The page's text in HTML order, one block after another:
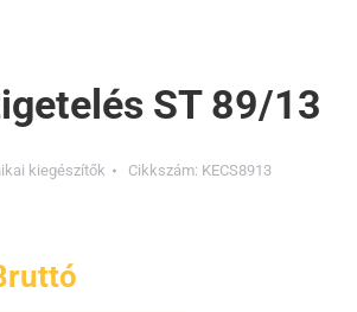
ST 89/13
kiegészítők Cikkszám: KECS8913